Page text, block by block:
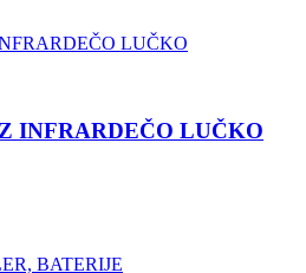
INFRARDEČO LUČKO